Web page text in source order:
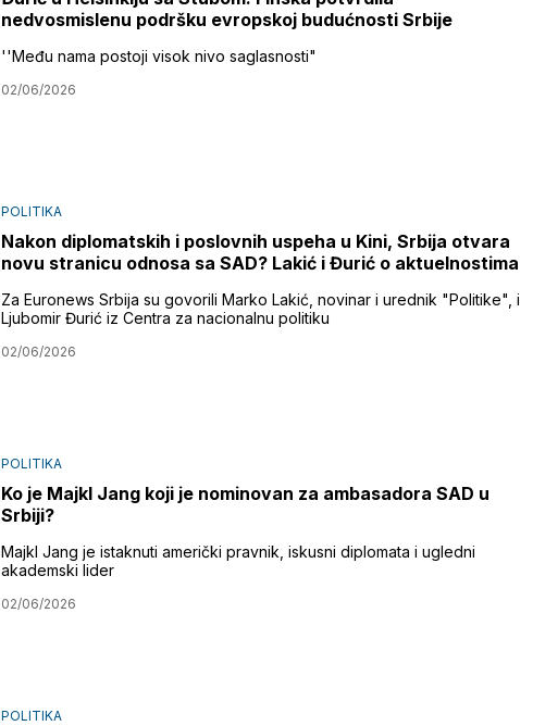
nedvosmislenu podršku evropskoj budućnosti Srbije
''Među nama postoji visok nivo saglasnosti"
02/06/2026
POLITIKA
Nakon diplomatskih i poslovnih uspeha u Kini, Srbija otvara
novu stranicu odnosa sa SAD? Lakić i Đurić o aktuelnostima
Za Euronews Srbija su govorili Marko Lakić, novinar i urednik "Politike", i
Ljubomir Đurić iz Centra za nacionalnu politiku
02/06/2026
POLITIKA
Ko je Majkl Jang koji je nominovan za ambasadora SAD u
Srbiji?
Majkl Jang je istaknuti američki pravnik, iskusni diplomata i ugledni
akademski lider
02/06/2026
POLITIKA